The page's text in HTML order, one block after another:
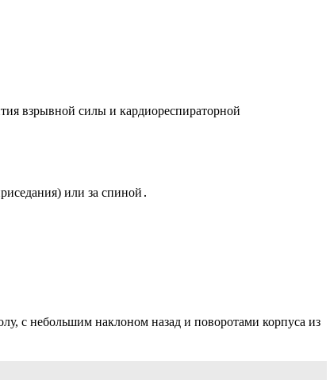
взрывной силы и кардиореспираторной
или за спиной․
с небольшим наклоном назад и поворотами корпуса из